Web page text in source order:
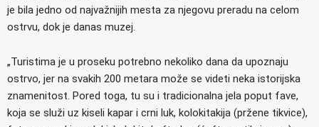
je bila jedno od najvažnijih mesta za njegovu preradu na celom
ostrvu, dok je danas muzej.
„Turistima je u proseku potrebno nekoliko dana da upoznaju
ostrvo, jer na svakih 200 metara može se videti neka istorijska
znamenitost. Pored toga, tu su i tradicionalna jela poput fave,
koja se služi uz kiseli kapar i crni luk, kolokitakija (pržene tikvice),